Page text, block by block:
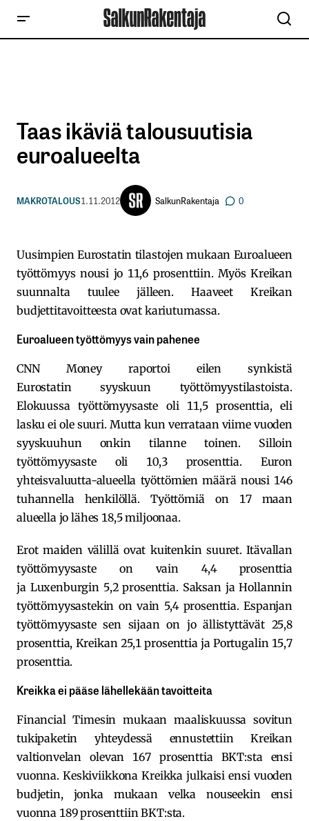
Taas ikäviä talousuutisia
euroalueelta
MAKROTALOUS1.11.2012 SalkunRakentaja 0
Uusimpien Eurostatin tilastojen mukaan Euroalueen
työttömyys nousi jo 11,6 prosenttiin. Myös Kreikan
suunnalta tuulee jälleen. Haaveet Kreikan
budjettitavoitteesta ovat kariutumassa.
Euroalueen työttömyys vain pahenee
CNN Money raportoi eilen synkistä
Eurostatin syyskuun työttömyystilastoista.
Elokuussa työttömyysaste oli 11,5 prosenttia, eli
lasku ei ole suuri. Mutta kun verrataan viime vuoden
syyskuuhun onkin tilanne toinen. Silloin
työttömyysaste oli 10,3 prosenttia. Euron
yhteisvaluutta-alueella työttömien määrä nousi 146
tuhannella henkilöllä. Työttömiä on 17 maan
alueella jo lähes 18,5 miljoonaa.
Erot maiden välillä ovat kuitenkin suuret. Itävallan
työttömyysaste on vain 4,4 prosenttia
ja Luxenburgin 5,2 prosenttia. Saksan ja Hollannin
työttömyysastekin on vain 5,4 prosenttia. Espanjan
työttömyysaste sen sijaan on jo ällistyttävät 25,8
prosenttia, Kreikan 25,1 prosenttia ja Portugalin 15,7
prosenttia.
Kreikka ei pääse lähellekään tavoitteita
Financial Timesin mukaan maaliskuussa sovitun
tukipaketin yhteydessä ennustettiin Kreikan
valtionvelan olevan 167 prosenttia BKT:sta ensi
vuonna. Keskiviikkona Kreikka julkaisi ensi vuoden
budjetin, jonka mukaan velka nouseekin ensi
vuonna 189 prosenttiin BKT:sta.